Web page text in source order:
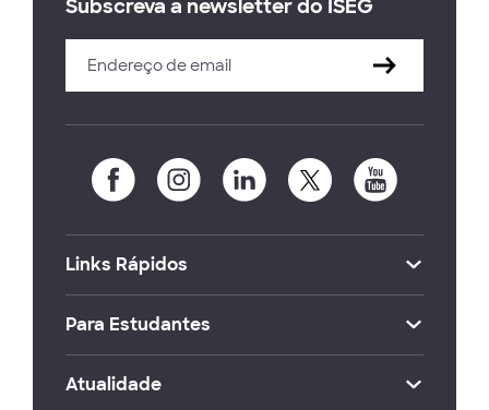
Subscreva a newsletter do ISEG
Links Rápidos
Para Estudantes
Atualidade